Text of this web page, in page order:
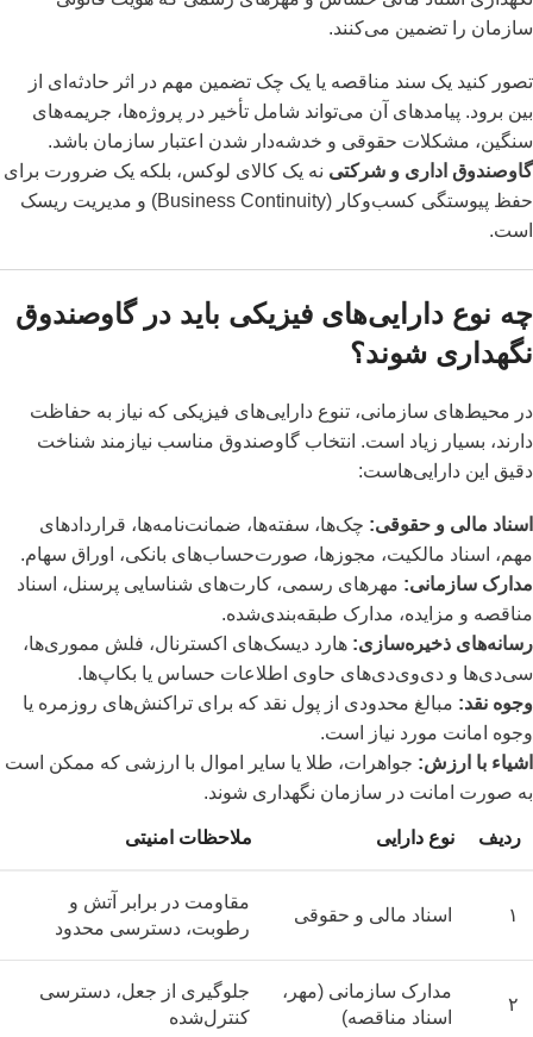
سازمان را تضمین می‌کنند.
تصور کنید یک سند مناقصه یا یک چک تضمین مهم در اثر حادثه‌ای از
بین برود. پیامدهای آن می‌تواند شامل تأخیر در پروژه‌ها، جریمه‌های
سنگین، مشکلات حقوقی و خدشه‌دار شدن اعتبار سازمان باشد.
گاوصندوق اداری و شرکتی نه یک کالای لوکس، بلکه یک ضرورت برای
حفظ پیوستگی کسب‌وکار (Business Continuity) و مدیریت ریسک
است.
چه نوع دارایی‌های فیزیکی باید در گاوصندوق
نگهداری شوند؟
در محیط‌های سازمانی، تنوع دارایی‌های فیزیکی که نیاز به حفاظت
دارند، بسیار زیاد است. انتخاب گاوصندوق مناسب نیازمند شناخت
دقیق این دارایی‌هاست:
اسناد مالی و حقوقی: چک‌ها، سفته‌ها، ضمانت‌نامه‌ها، قراردادهای
مهم، اسناد مالکیت، مجوزها، صورت‌حساب‌های بانکی، اوراق سهام.
مدارک سازمانی: مهرهای رسمی، کارت‌های شناسایی پرسنل، اسناد
مناقصه و مزایده، مدارک طبقه‌بندی‌شده.
رسانه‌های ذخیره‌سازی: هارد دیسک‌های اکسترنال، فلش مموری‌ها،
سی‌دی‌ها و دی‌وی‌دی‌های حاوی اطلاعات حساس یا بکاپ‌ها.
وجوه نقد: مبالغ محدودی از پول نقد که برای تراکنش‌های روزمره یا
وجوه امانت مورد نیاز است.
اشیاء با ارزش: جواهرات، طلا یا سایر اموال با ارزشی که ممکن است
به صورت امانت در سازمان نگهداری شوند.
ردیف نوع دارایی ملاحظات امنیتی
۱ اسناد مالی و حقوقی
مقاومت در برابر آتش و
رطوبت، دسترسی محدود
۲
مدارک سازمانی (مهر،
اسناد مناقصه)
جلوگیری از جعل، دسترسی
کنترل‌شده